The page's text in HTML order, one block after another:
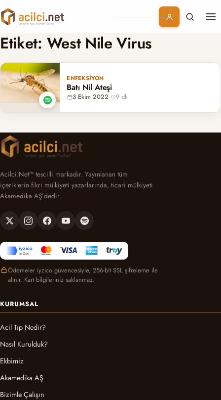
Branşlar
Konular
Etiket: West Nile Virus
ENFEKSIYON
Batı Nil Ateşi
3 Ekim 2022· 9 dk
Acilci.Net™ tescilli markadır. Yayınlanan tüm
içeriklerin fikri mülkiyeti yazarlarında, ticari mülkiyeti
Akamedika AŞ’dedir.
Ödemeler iyzico güvencesiyle, 256-bit SSL şifreleme ile
alınır. Kart bilgileriniz saklanmaz.
KURUMSAL
Acil Tıp Nedir?
Nasıl Kurulduk?
Ekbimiz
Akamedika AŞ
Bizimle Çalışın